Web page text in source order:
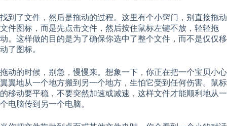
找到了文件，然后是拖动的过程。这里有个小窍门，别直接拖动
文件图标，而是先点击文件，然后按住鼠标左键不放，轻轻拖
动。这样做的目的是为了确保你选中了整个文件，而不是仅仅移
动了图标。
拖动的时候，别急，慢慢来。想象一下，你正在把一个宝贝小心
翼翼地从一个地方搬到另一个地方，生怕它受到任何伤害。鼠标
的移动要平稳，不要突然加速或减速，这样文件才能顺利地从一
个电脑传到另一个电脑。